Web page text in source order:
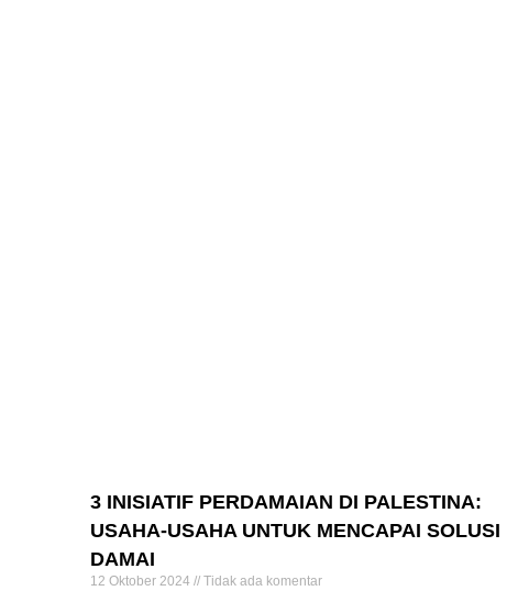
3 INISIATIF PERDAMAIAN DI PALESTINA:
USAHA-USAHA UNTUK MENCAPAI SOLUSI
DAMAI
12 Oktober 2024 Tidak ada komentar